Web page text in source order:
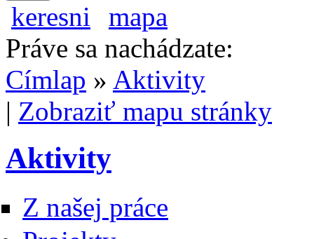
keresni
mapa
Práve sa nachádzate:
Címlap » Aktivity
| Zobraziť mapu stránky
Aktivity
Z našej práce